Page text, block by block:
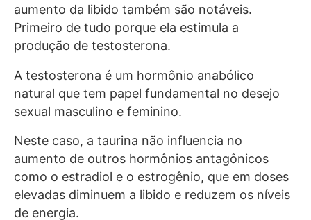
aumento da libido também são notáveis.
Primeiro de tudo porque ela estimula a
produção de testosterona.
A testosterona é um hormônio anabólico
natural que tem papel fundamental no desejo
sexual masculino e feminino.
Neste caso, a taurina não influencia no
aumento de outros hormônios antagônicos
como o estradiol e o estrogênio, que em doses
elevadas diminuem a libido e reduzem os níveis
de energia.